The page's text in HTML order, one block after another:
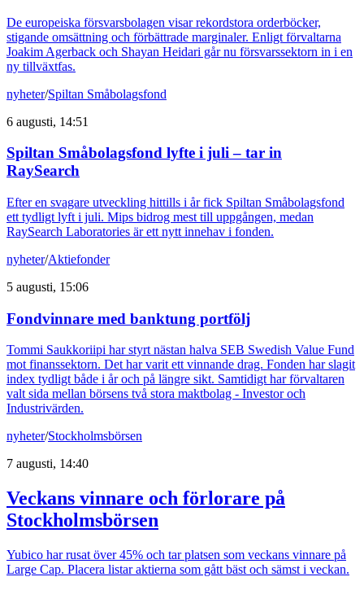
De europeiska försvarsbolagen visar rekordstora orderböcker,
stigande omsättning och förbättrade marginaler. Enligt förvaltarna
Joakim Agerback och Shayan Heidari går nu försvarssektorn in i en
ny tillväxtfas.
nyheter/Spiltan Småbolagsfond
6 augusti, 14:51
Spiltan Småbolagsfond lyfte i juli – tar in
RaySearch
Efter en svagare utveckling hittills i år fick Spiltan Småbolagsfond
ett tydligt lyft i juli. Mips bidrog mest till uppgången, medan
RaySearch Laboratories är ett nytt innehav i fonden.
nyheter/Aktiefonder
5 augusti, 15:06
Fondvinnare med banktung portfölj
Tommi Saukkoriipi har styrt nästan halva SEB Swedish Value Fund
mot finanssektorn. Det har varit ett vinnande drag. Fonden har slagit
index tydligt både i år och på längre sikt. Samtidigt har förvaltaren
valt sida mellan börsens två stora maktbolag - Investor och
Industrivärden.
nyheter/Stockholmsbörsen
7 augusti, 14:40
Veckans vinnare och förlorare på
Stockholmsbörsen
Yubico har rusat över 45% och tar platsen som veckans vinnare på
Large Cap. Placera listar aktierna som gått bäst och sämst i veckan.